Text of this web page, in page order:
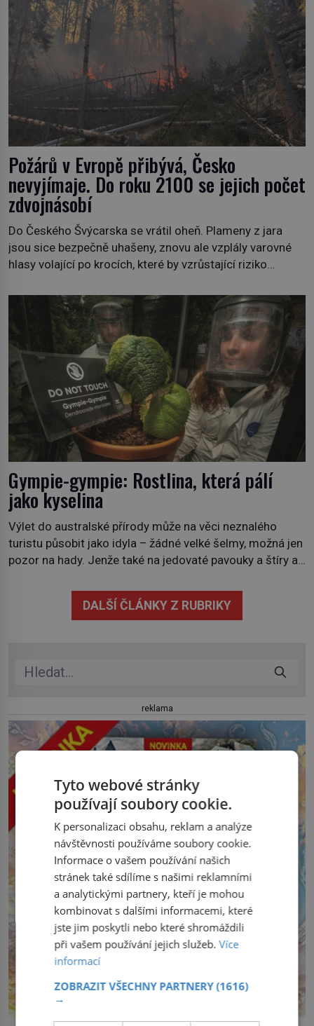
Požárů v Evropě přibývá, Česko
nevyjímaje. Do roku 2100 se jejich počet
zdvojnásobí
Do Českého Švýcarska se vrátil oheň. Plameny z jara
jsou sice bezpečně uhašeny, znovu ale vzplály varovné
hlasy volající po krocích, které by vzrůstající riziko
požáry už nejsou problémem pouze vzdáleného
Středomoří. S oteplujícím se klimatem, vysušenou
krajinou a desetiletími lidských zásahů se z nich stává
nový evropský normál […]
Gympie-gympie: Rostlina, která pálí
jako kyselina
Výlet do australské přírody může na věci neznalého
turistu působit jako idyla – žádné velké šelmy, možná jen
pozor na hady. Jenže také na jedovaté pavouky a štíry a
Stačí letmý dotyk a ozve se pronikavá bolest, která
přetrvává i týdny. Nenápadný tento […]
DALŠÍ ČLÁNKY Z RUBRIKY
reklama
Tyto webové stránky
používají soubory cookie.
K personalizaci obsahu, reklam a analýze
návštěvnosti používáme soubory cookie.
Informace o vašem používání našich
stránek také sdílíme s našimi reklamními
a analytickými partnery, kteří je mohou
kombinovat s dalšími informacemi, které
jste jim poskytli nebo které shromáždili
při vašem používání jejich služeb.Více
informací
ZOBRAZIT VŠECHNY PARTNERY(1616)
→